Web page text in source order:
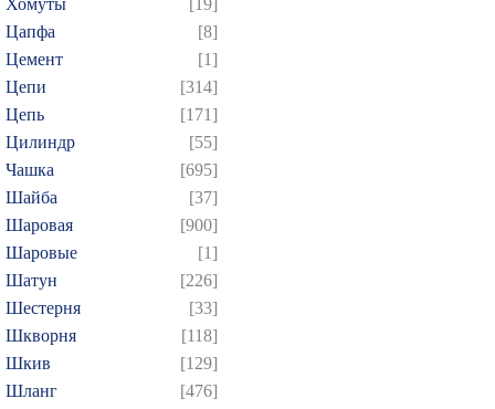
Хомуты
[19]
Цапфа
[8]
Цемент
[1]
Цепи
[314]
Цепь
[171]
Цилиндр
[55]
Чашка
[695]
Шайба
[37]
Шаровая
[900]
Шаровые
[1]
Шатун
[226]
Шестерня
[33]
Шкворня
[118]
Шкив
[129]
Шланг
[476]